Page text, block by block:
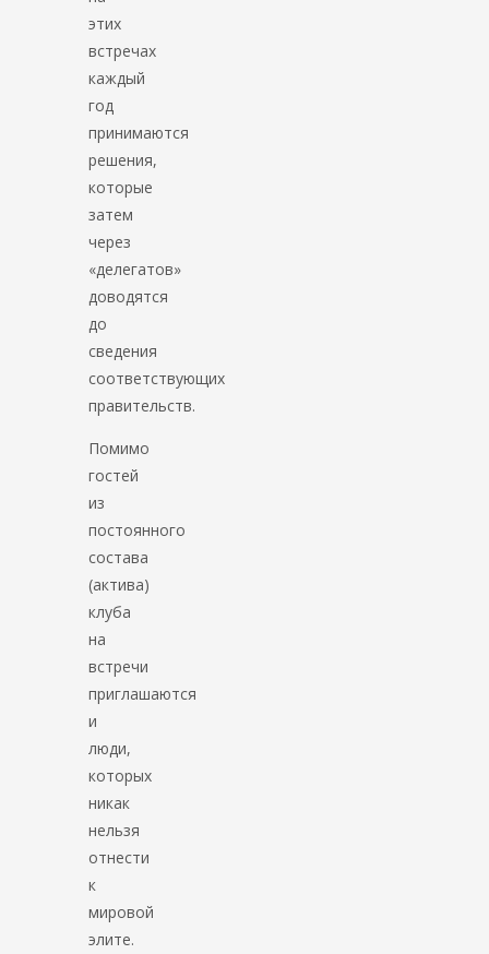
этих
встречах
каждый
год
принимаются
решения,
которые
затем
через
«делегатов»
доводятся
до
сведения
соответствующих
правительств.
Помимо
гостей
из
постоянного
состава
(актива)
клуба
на
встречи
приглашаются
и
люди,
которых
никак
нельзя
отнести
к
мировой
элите.